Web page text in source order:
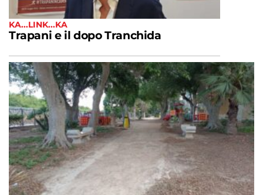
KA...LINK...KA
Trapani e il dopo Tranchida